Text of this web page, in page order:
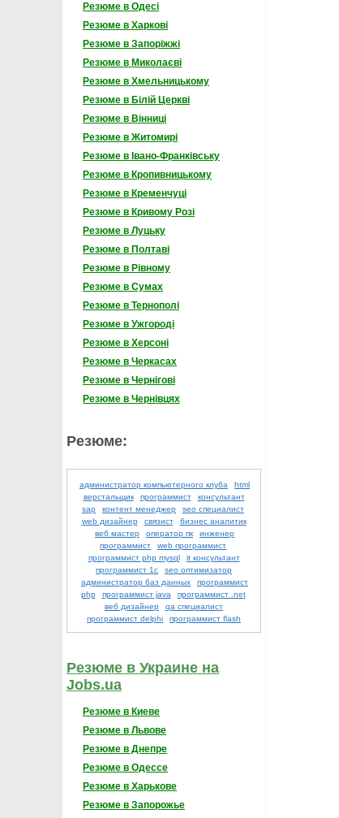
Резюме в Одесі
Резюме в Харкові
Резюме в Запоріжжі
Резюме в Миколаєві
Резюме в Хмельницькому
Резюме в Білій Церкві
Резюме в Вінниці
Резюме в Житомирі
Резюме в Івано-Франківську
Резюме в Кропивницькому
Резюме в Кременчуці
Резюме в Кривому Розі
Резюме в Луцьку
Резюме в Полтаві
Резюме в Рівному
Резюме в Сумах
Резюме в Тернополі
Резюме в Ужгороді
Резюме в Херсоні
Резюме в Черкасах
Резюме в Чернігові
Резюме в Чернівцях
Резюме:
администратор компьютерного клуба
html
верстальщик
программист
консультант
sap
контент менеджер
seo специалист
web дизайнер
связист
бизнес аналитик
веб мастер
оператор пк
инженер
программист
web программист
программист php mysql
it консультант
программист 1с
seo оптимизатор
администратор баз данных
программист
php
программист java
программист .net
веб дизайнер
qa специалист
программист delphi
программист flash
Резюме в Украине на
Jobs.ua
Резюме в Киеве
Резюме в Львове
Резюме в Днепре
Резюме в Одессе
Резюме в Харькове
Резюме в Запорожье